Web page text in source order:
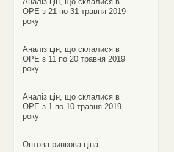
ОРЕ з 21 по 31 травня 2019
року
Аналіз цін, що склалися в
ОРЕ з 11 по 20 травня 2019
року
Аналіз цін, що склалися в
ОРЕ з 1 по 10 травня 2019
року
Оптова ринкова ціна